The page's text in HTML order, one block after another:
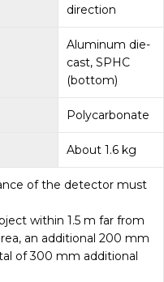
direction
Aluminum die-
cast, SPHC
(bottom)
Polycarbonate
About 1.6 kg
of the detector must
within 1.5 m far from
an additional 200 mm
of 300 mm additional